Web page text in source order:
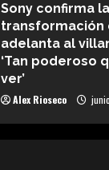
Sony confirma
transformación
adelanta al
‘Tan poderoso
ver’
Alex Rioseco